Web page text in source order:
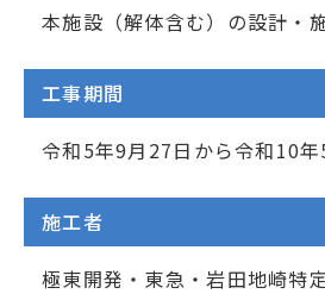
本施設（解体含む）の設計・
工事期間
令和5年9月27日から令和10
施工者
極東開発・東急・岩田地崎特